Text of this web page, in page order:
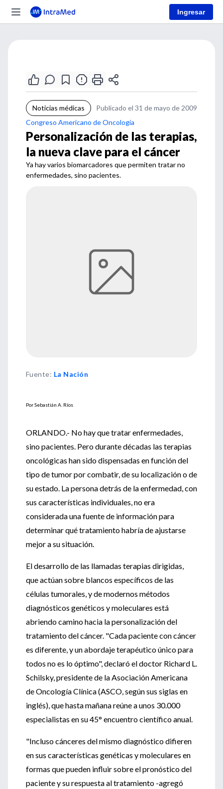
Ingresar
Noticias médicas
Publicado el 31 de mayo de 2009
Congreso Americano de Oncología
Personalización de las terapias,
la nueva clave para el cáncer
Ya hay varios biomarcadores que permiten tratar no
enfermedades, sino pacientes.
Fuente: La Nación
Por Sebastián A. Ríos
ORLANDO.- No hay que tratar enfermedades,
sino pacientes. Pero durante décadas las terapias
oncológicas han sido dispensadas en función del
tipo de tumor por combatir, de su localización o de
su estado. La persona detrás de la enfermedad, con
sus características individuales, no era
considerada una fuente de información para
determinar qué tratamiento habría de ajustarse
mejor a su situación.
El desarrollo de las llamadas terapias dirigidas,
que actúan sobre blancos específicos de las
células tumorales, y de modernos métodos
diagnósticos genéticos y moleculares está
abriendo camino hacia la personalización del
tratamiento del cáncer. "Cada paciente con cáncer
es diferente, y un abordaje terapéutico único para
todos no es lo óptimo", declaró el doctor Richard L.
Schilsky, presidente de la Asociación Americana
de Oncología Clínica (ASCO, según sus siglas en
inglés), que hasta mañana reúne a unos 30.000
especialistas en su 45° encuentro científico anual.
"Incluso cánceres del mismo diagnóstico difieren
en sus características genéticas y moleculares en
formas que pueden influir sobre el pronóstico del
paciente y su respuesta al tratamiento -agregó